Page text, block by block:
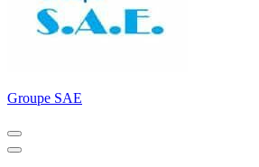
Groupe SAE
Menu
de
Menu